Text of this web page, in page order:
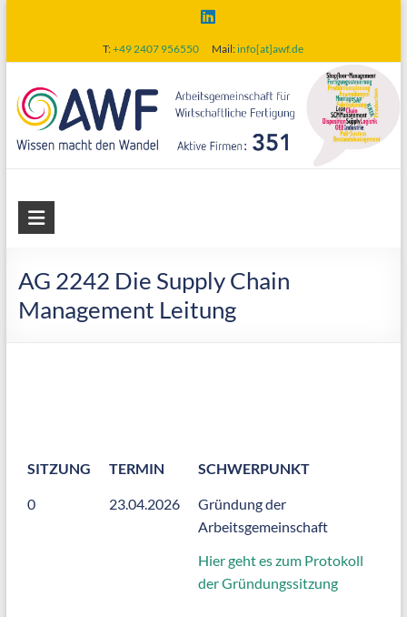
content
T:+49 2407 956550 Mail:info[at]awf.de
AWF
wirtschaftliche
Fertigung
AG 2242 Die Supply Chain
Management Leitung
SITZUNG TERMIN SCHWERPUNKT
0 23.04.2026
Gründung der
Arbeitsgemeinschaft
Hier geht es zum Protokoll
der Gründungssitzung